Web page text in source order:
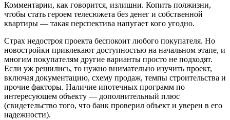
Комментарии, как говорится, излишни. Копить полжизни,
чтобы стать героем телесюжета без денег и собственной
квартиры — такая перспектива напугает кого угодно.
Страх недостроя проекта беспокоит любого покупателя. Но
новостройки привлекают доступностью на начальном этапе, и
многим покупателям другие варианты просто не подходят.
Если уж решились, то нужно внимательно изучить проект,
включая документацию, схему продаж, темпы строительства и
прочие факторы. Наличие ипотечных программ по
интересующем объекту — дополнительный плюс
(свидетельство того, что банк проверил объект и уверен в его
надежности).